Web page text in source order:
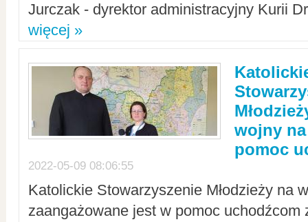
Jurczak - dyrektor administracyjny Kurii
więcej »
wojny
pomoc
2022-05-09 08:06:55
Katolickie Stowarzyszenie Młodzieży na
zaangażowane jest w pomoc uchodźcom